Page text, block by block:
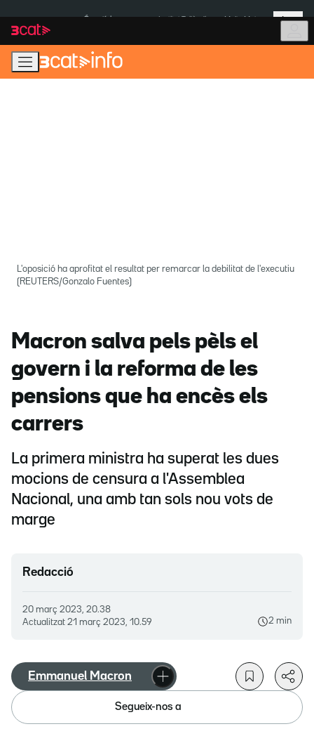
navegació
principal
contingut
Més
L'oposició ha aprofitat el resultat per remarcar la debilitat de l'executiu
(REUTERS/Gonzalo Fuentes)
Macron salva pels pèls el
govern i la reforma de les
pensions que ha encès els
carrers
La primera ministra ha superat les dues
mocions de censura a l'Assemblea
Nacional, una amb tan sols nou vots de
marge
Redacció
20 març 2023, 20.38
Actualitzat 21 març 2023, 10.59 2 min
Emmanuel Macron
Segueix-nos a